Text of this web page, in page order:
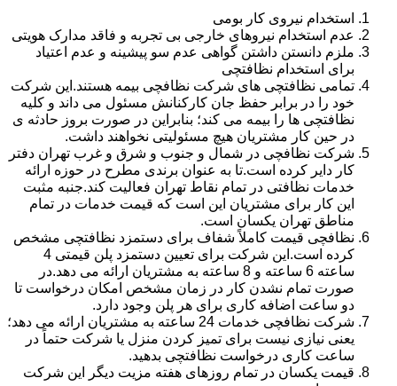
استخدام نیروی کار بومی
عدم استخدام نیروهای خارجی بی تجربه و فاقد مدارک هویتی
ملزم دانستن داشتن گواهی عدم سو پیشینه و عدم اعتیاد
برای استخدام نظافتچی
تمامی نظافتچی های شرکت نظافچی بیمه هستند.این شرکت
خود را در برابر حفظ جان کارکنانش مسئول می داند و کلیه
نظافتچی ها را بیمه می کند؛ بنابراین در صورت بروز حادثه ی
در حین کار مشتریان هیچ مسئولیتی نخواهند داشت.
شرکت نظافچی در شمال و جنوب و شرق و غرب تهران دفتر
کار دایر کرده است.تا به عنوان برندی مطرح در حوزه ارائه
خدمات نظافتی در تمام نقاط تهران فعالیت کند.جنبه مثبت
این کار برای مشتریان این است که قیمت خدمات در تمام
مناطق تهران یکسان است.
نظافچی قیمت کاملاً شفاف برای دستمزد نظافتچی مشخص
کرده است.این شرکت برای تعیین دستمزد پلن قیمتی 4
ساعته 6 ساعته و 8 ساعته به مشتریان ارائه می دهد.در
صورت تمام نشدن کار در زمان مشخص امکان درخواست تا
دو ساعت اضافه کاری برای هر پلن وجود دارد.
شرکت نظافچی خدمات 24 ساعته به مشتریان ارائه می دهد؛
یعنی نیازی نیست برای تمیز کردن منزل یا شرکت حتماً در
ساعت کاری درخواست نظافتچی بدهید.
قیمت یکسان در تمام روزهای هفته مزیت دیگر این شرکت